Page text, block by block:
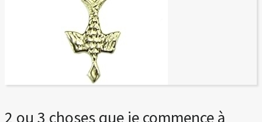
2 ou 3 choses que je commence à